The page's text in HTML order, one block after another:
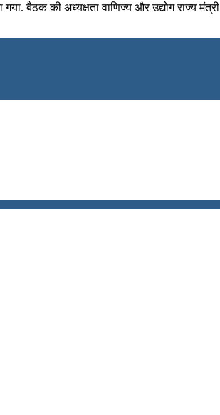
बैठक की अध्‍यक्षता वाणिज्‍य और उद्योग राज्‍य